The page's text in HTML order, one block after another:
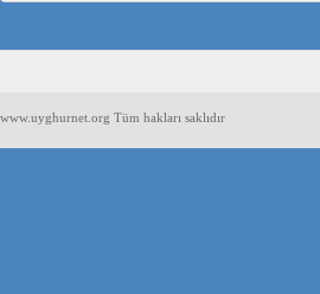
www.uyghurnet.org Tüm hakları saklıdır